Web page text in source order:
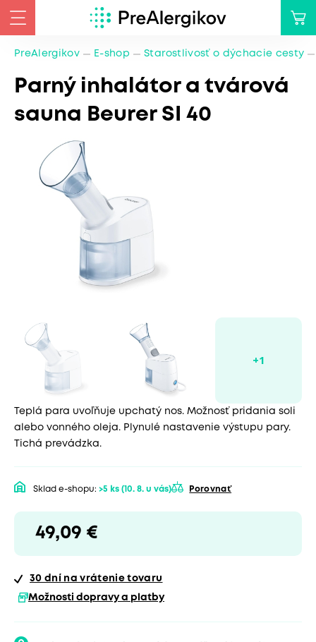
PreAlergikov E-shop Starostlivosť o dýchacie cesty
Parný inhalátor a tvárová
sauna Beurer SI 40
Teplá para uvoľňuje upchatý nos. Možnosť pridania soli
alebo vonného oleja. Plynulé nastavenie výstupu pary.
Tichá prevádzka.
Sklad e-shopu: >5 ks (10. 8. u vás) Porovnať
49,09 €
30 dní na vrátenie tovaru
Možnosti dopravy a platby